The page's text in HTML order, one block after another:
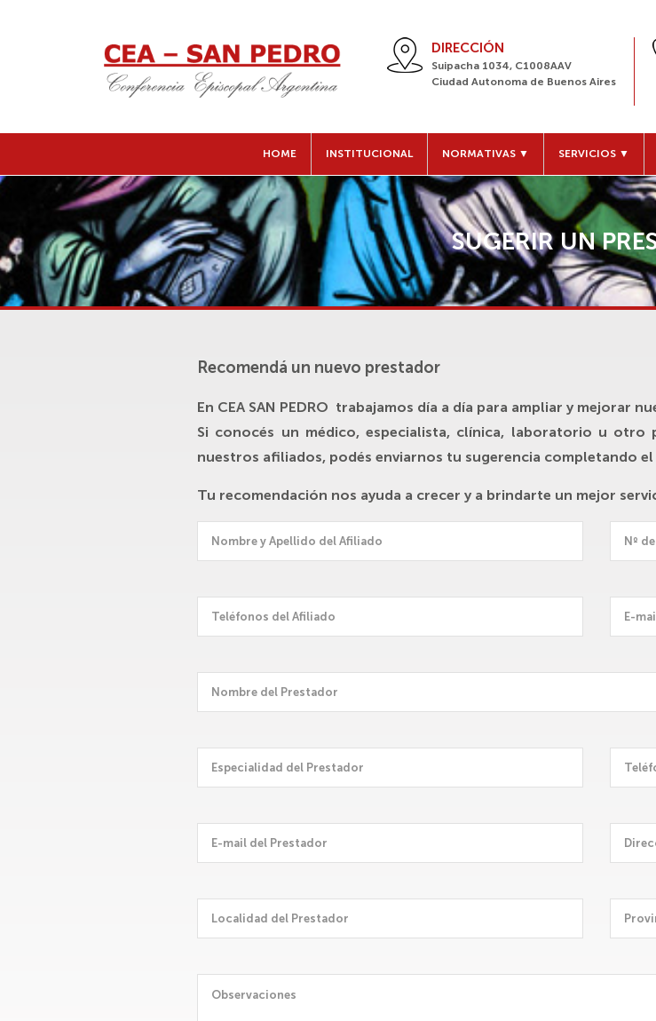
DIRECCIÓN
Suipacha 1034, C1008AAV
Ciudad Autonoma de Buenos Aires
HOME INSTITUCIONAL NORMATIVAS ▼ SERVICIOS ▼
SUGERIR UN
Recomendá un nuevo prestador
En CEA SAN PEDRO trabajamos día a día para ampliar y mejorar
Si conocés un médico, especialista, clínica, laboratorio u otro
nuestros afiliados, podés enviarnos tu sugerencia completando
Tu recomendación nos ayuda a crecer y a brindarte un mejor